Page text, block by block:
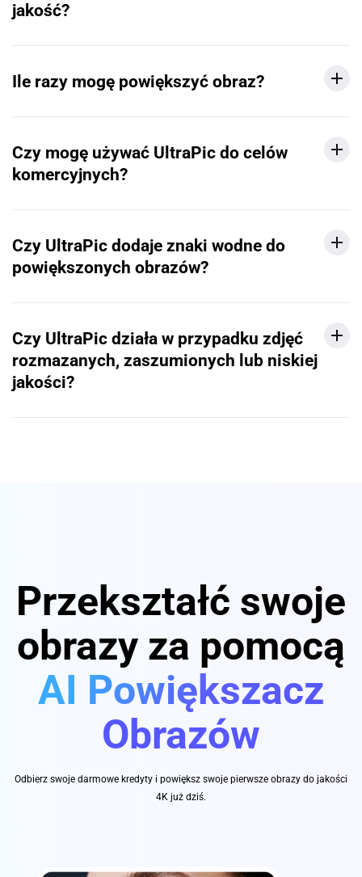
jakość?
Ile razy mogę powiększyć obraz?
Czy mogę używać UltraPic do celów
komercyjnych?
Czy UltraPic dodaje znaki wodne do
powiększonych obrazów?
Czy UltraPic działa w przypadku zdjęć
rozmazanych, zaszumionych lub niskiej
jakości?
Przekształć swoje
obrazy za pomocą
AI Powiększacz
Obrazów
Odbierz swoje darmowe kredyty i powiększ swoje pierwsze obrazy do jakości
4K już dziś.